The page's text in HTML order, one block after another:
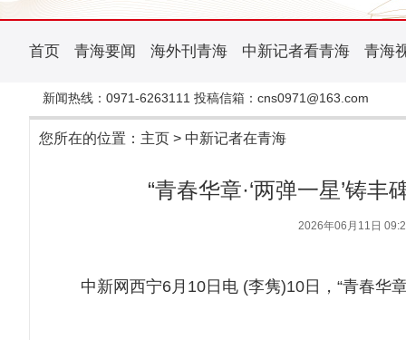
首页 青海要闻 海外刊青海 中新记者看青海 青海
新闻热线：0971-6263111 投稿信箱：cns0971@163.com
您所在的位置： 主页 > 中新记者在青海
“青春华章·‘两弹一星’铸
2026年06月11日
中新网西宁6月10日电 (李隽)10日，“青春华章